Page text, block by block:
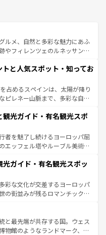
ルメ、自然と多彩な魅力にあふ
やフィレンツェのルネッサンス
田園風景やアマルフィ海岸の絶
ない。観光の合間には、本場の
イタリア料理を堪能することも
眠るまで、すべての瞬間を楽し
はコンテンツ一覧を参照してほ
と人気スポット・知ってお
占めるスペインは、太陽が降り
ピレネー山脈まで、多彩な自然
情熱的なフラメンコ、熱気あふ
タパスが生活の一部となってい
された雰囲気や、バルセロナの
地方では古代ローマ遺跡や中世
気候が異なるスペインはその個
しい。
光ガイド・有名観光スポ
者を魅了し続けるヨーロッパ屈
エッフェル塔やルーブル美術館
いる。華麗な宮殿、歴史的な大
て豊かな自然が、訪れる者を心
ンスは美食の国としても知ら
コ無形文化遺産にも登録されて
、多彩な楽しみ方が可能だ。さ
魅力が溢れており、どの街角に
いている。パリ以外の個性あふ
光ガイド・有名観光スポッ
彩な文化が交差するヨーロッパ
の街並みが残るロマンチック街
歩いても飽きることがない。ベ
エルン州のアルプスの絶景、そ
畑といった風景は必見。ビール
と最先端が共存する国。ウェス
物館のようなランドマーク、歴